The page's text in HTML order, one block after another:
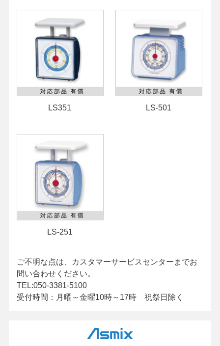
LS351 LS-501
LS-251
ご不明な点は、カスタマーサービスセンターまでお
問い合わせください。
TEL:050-3381-5100
受付時間：月曜～金曜10時～17時 祝祭日除く